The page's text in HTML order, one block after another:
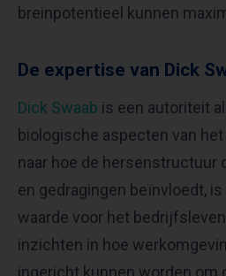
breinpotentieel kunnen
De expertise van Dick
Dick Swaab is een autoriteit
biologische aspecten van
naar hoe de hersenstructuur
en gedragingen beïnvloedt,
waarde voor het
inzichten in hoe
ingericht kunnen worden om